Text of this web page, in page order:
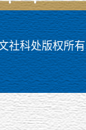
社科处版权所有